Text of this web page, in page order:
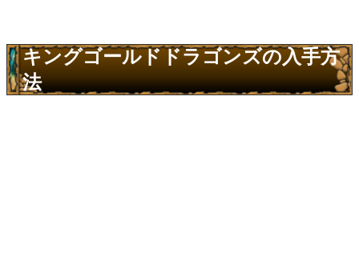
キングゴールドドラゴンズの入手方
法